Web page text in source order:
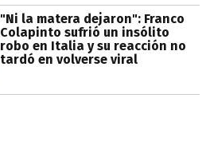
"Ni la matera dejaron": Franco
Colapinto sufrió un insólito
robo en Italia y su reacción no
tardó en volverse viral